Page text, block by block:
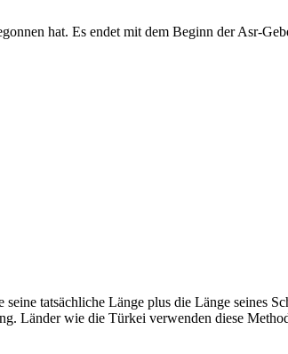
hat. Es endet mit dem Beginn der Asr-
tatsächliche Länge plus die Länge seines
Länder wie die Türkei verwenden diese